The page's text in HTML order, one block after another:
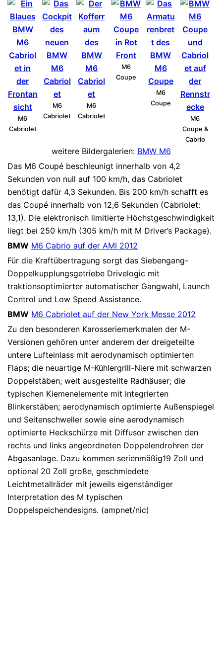
M6
Cabriolet
M6
Cabriolet
M6
Cabriolet
M6
Coupe
M6
Coupe
M6
Coupe &
Cabrio
weitere Bildergalerien: BMW M6
Das M6 Coupé beschleunigt innerhalb von 4,2
Sekunden von null auf 100 km/h, das Cabriolet
benötigt dafür 4,3 Sekunden. Bis 200 km/h schafft es
das Coupé innerhalb von 12,6 Sekunden (Cabriolet:
13,1). Die elektronisch limitierte Höchstgeschwindigkeit
liegt bei 250 km/h (305 km/h mit M Driver’s Package).
BMW M6 Cabrio auf der AMI 2012
Für die Kraftübertragung sorgt das Siebengang-
Doppelkupplungsgetriebe Drivelogic mit
traktionsoptimierter automatischer Gangwahl, Launch
Control und Low Speed Assistance.
BMW M6 Cabriolet auf der New York Messe 2012
Zu den besonderen Karosseriemerkmalen der M-
Versionen gehören unter anderem der dreigeteilte
untere Lufteinlass mit aerodynamisch optimierten
Flaps; die neuartige M-Kühlergrill-Niere mit schwarzen
Doppelstäben; weit ausgestellte Radhäuser; die
typischen Kiemenelemente mit integrierten
Blinkerstäben; aerodynamisch optimierte Außenspiegel
und Seitenschweller sowie eine aerodynamisch
optimierte Heckschürze mit Diffusor zwischen den
rechts und links angeordneten Doppelendrohren der
Abgasanlage. Dazu kommen serienmäßig19 Zoll und
optional 20 Zoll große, geschmiedete
Leichtmetallräder mit jeweils eigenständiger
Interpretation des M typischen
Doppelspeichendesigns. (ampnet/nic)